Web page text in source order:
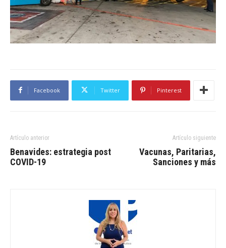
Facebook Twitter Pinterest
Artículo anterior
Benavides: estrategia post
COVID-19
Artículo siguiente
Vacunas, Paritarias,
Sanciones y más